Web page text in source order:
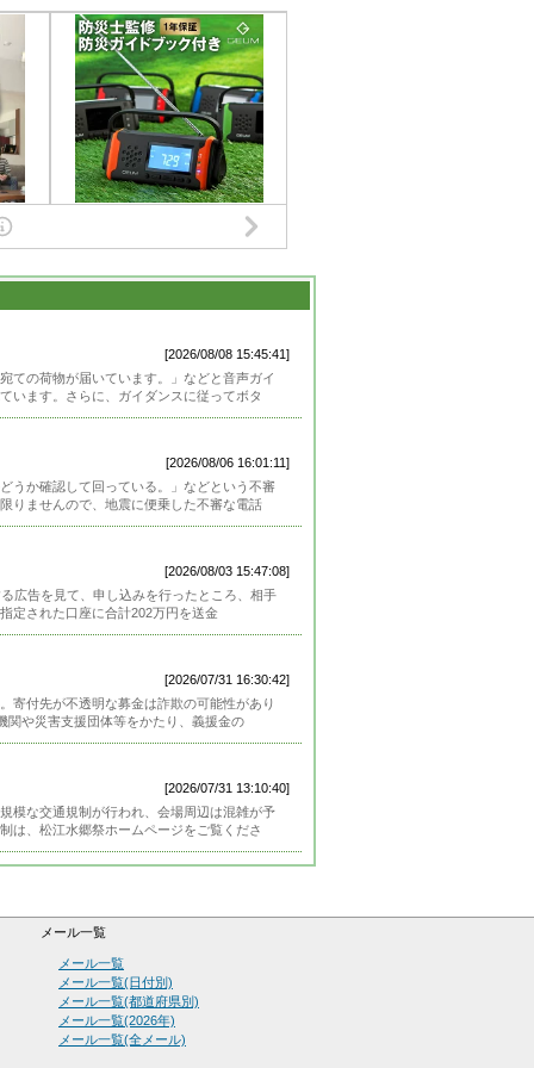
[2026/08/08 15:45:41]
ての荷物が届いています。」などと音声ガイ
います。さらに、ガイダンスに従ってボタ
[2026/08/06 16:01:11]
うか確認して回っている。」などという不審
りませんので、地震に便乗した不審な電話
[2026/08/03 15:47:08]
広告を見て、申し込みを行ったところ、相手
定された口座に合計202万円を送金
[2026/07/31 16:30:42]
寄付先が不透明な募金は詐欺の可能性があり
関や災害支援団体等をかたり、義援金の
[2026/07/31 13:10:40]
模な交通規制が行われ、会場周辺は混雑が予
は、松江水郷祭ホームページをご覧くださ
メール一覧
メール一覧
メール一覧(日付別)
メール一覧(都道府県別)
メール一覧(2026年)
メール一覧(全メール)